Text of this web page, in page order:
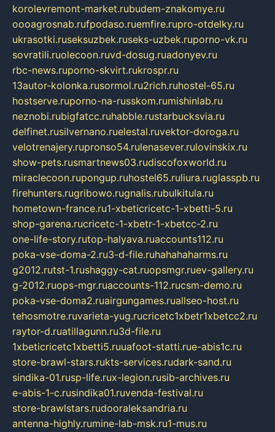
korolevremont-market.rubudem-znakomye.ru
oooagrosnab.rufpodaso.ruemfire.rupro-otdelky.ru
ukrasotki.ruseksuzbek.ruseks-uzbek.ruporno-vk.ru
sovratili.ruolecoon.ruvd-dosug.ruadonyev.ru
rbc-news.ruporno-skvirt.rukrospr.ru
13autor-kolonka.rusormol.ru2rich.ruhostel-65.ru
hostserve.ruporno-na-russkom.rumishinlab.ru
neznobi.rubigfatcc.ruhabble.rustarbucksvia.ru
delfinet.rusilvernano.ruelestal.ruvektor-doroga.ru
velotrenajery.rupronso54.rulenasever.rulovinskix.ru
show-pets.rusmartnews03.rudiscofoxworld.ru
miraclecoon.rupongup.ruhostel65.ruliura.ruglasspb.ru
firehunters.rugribowo.rugnalis.rubulkitula.ru
hometown-france.ru1-xbeticricetc-1-xbetti-5.ru
shop-garena.rucricetc-1-xbetr-1-xbetcc-2.ru
one-life-story.rutop-halyava.ruaccounts112.ru
poka-vse-doma-2.ru3-d-file.ruhahahaharms.ru
g2012.rutst-1.rushaggy-cat.ruopsmgr.ruev-gallery.ru
g-2012.ruops-mgr.ruaccounts-112.rucsm-demo.ru
poka-vse-doma2.ruairgungames.ruallseo-host.ru
tehosmotre.ruvarieta-yug.rucricetc1xbetr1xbetcc2.ru
raytor-d.ruatillagunn.ru3d-file.ru
1xbeticricetc1xbetti5.ruuafoot-statti.rue-abis1c.ru
store-brawl-stars.rukts-services.rudark-sand.ru
sindika-01.rusp-life.rux-legion.rusib-archives.ru
e-abis-1-c.rusindika01.ruvenda-festival.ru
store-brawlstars.rudooraleksandria.ru
antenna-highly.rumine-lab-msk.ru1-mus.ru